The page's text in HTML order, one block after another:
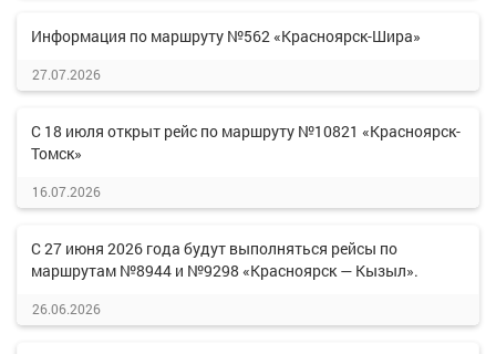
Информация по маршруту №562 «Красноярск-Шира»
27.07.2026
С 18 июля открыт рейс по маршруту №10821 «Красноярск-
Томск»
16.07.2026
С 27 июня 2026 года будут выполняться рейсы по
маршрутам №8944 и №9298 «Красноярск — Кызыл».
26.06.2026